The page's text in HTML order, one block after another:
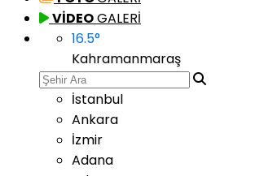
VİDEOGALERİ
16.5°
Kahramanmaraş
İstanbul
Ankara
İzmir
Adana